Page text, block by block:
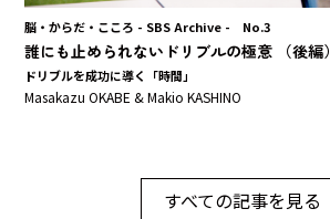
脳・からだ・こころ - SBS Archive - No.3
誰にも止められないドリブルの極意 （後編）
ドリブルを成功に導く「時間」
Masakazu OKABE & Makio KASHINO
すべての記事を見る